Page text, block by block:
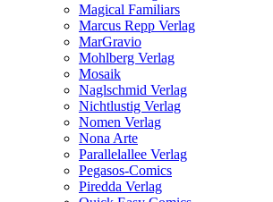
Magical Familiars
Marcus Repp Verlag
MarGravio
Mohlberg Verlag
Mosaik
Naglschmid Verlag
Nichtlustig Verlag
Nomen Verlag
Nona Arte
Parallelallee Verlag
Pegasos-Comics
Piredda Verlag